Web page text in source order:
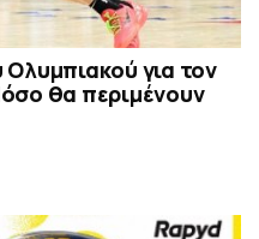
για τον
θα περιμένουν